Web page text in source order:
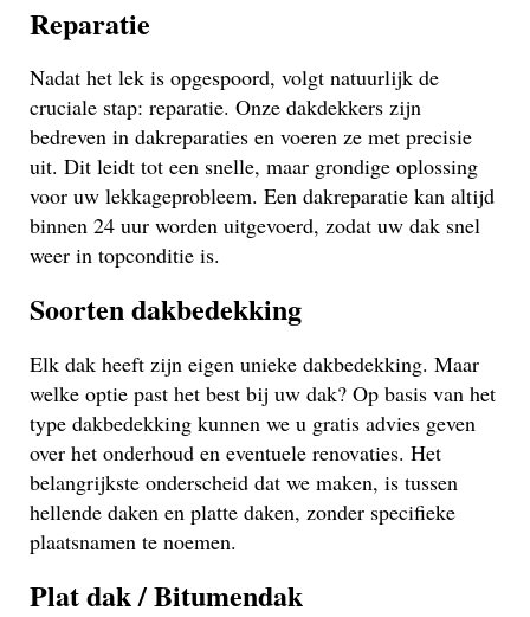
Reparatie
Nadat het lek is opgespoord, volgt natuurlijk de
cruciale stap: reparatie. Onze dakdekkers zijn
bedreven in dakreparaties en voeren ze met precisie
uit. Dit leidt tot een snelle, maar grondige oplossing
voor uw lekkageprobleem. Een dakreparatie kan altijd
binnen 24 uur worden uitgevoerd, zodat uw dak snel
weer in topconditie is.
Soorten dakbedekking
Elk dak heeft zijn eigen unieke dakbedekking. Maar
welke optie past het best bij uw dak? Op basis van het
type dakbedekking kunnen we u gratis advies geven
over het onderhoud en eventuele renovaties. Het
belangrijkste onderscheid dat we maken, is tussen
hellende daken en platte daken, zonder specifieke
plaatsnamen te noemen.
Plat dak / Bitumendak